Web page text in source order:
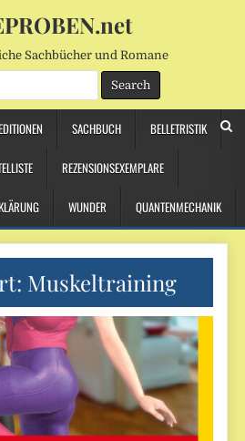
Sachbücher und Romane
SACHBUCH BELLETRISTIK
REZENSIONSEXEMPLARE
WUNDER QUANTENMECHANIK
Muskeltraining